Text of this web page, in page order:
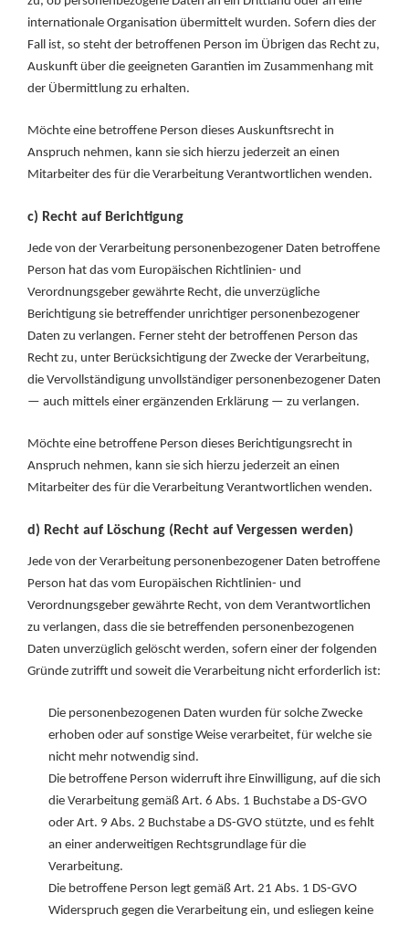
internationale Organisation übermittelt wurden. Sofern dies der
Fall ist, so steht der betroffenen Person im Übrigen das Recht zu,
Auskunft über die geeigneten Garantien im Zusammenhang mit
der Übermittlung zu erhalten.
Möchte eine betroffene Person dieses Auskunftsrecht in
Anspruch nehmen, kann sie sich hierzu jederzeit an einen
Mitarbeiter des für die Verarbeitung Verantwortlichen wenden.
c) Recht auf Berichtigung
Jede von der Verarbeitung personenbezogener Daten betroffene
Person hat das vom Europäischen Richtlinien- und
Verordnungsgeber gewährte Recht, die unverzügliche
Berichtigung sie betreffender unrichtiger personenbezogener
Daten zu verlangen. Ferner steht der betroffenen Person das
Recht zu, unter Berücksichtigung der Zwecke der Verarbeitung,
die Vervollständigung unvollständiger personenbezogener Daten
— auch mittels einer ergänzenden Erklärung — zu verlangen.
Möchte eine betroffene Person dieses Berichtigungsrecht in
Anspruch nehmen, kann sie sich hierzu jederzeit an einen
Mitarbeiter des für die Verarbeitung Verantwortlichen wenden.
d) Recht auf Löschung (Recht auf Vergessen werden)
Jede von der Verarbeitung personenbezogener Daten betroffene
Person hat das vom Europäischen Richtlinien- und
Verordnungsgeber gewährte Recht, von dem Verantwortlichen
zu verlangen, dass die sie betreffenden personenbezogenen
Daten unverzüglich gelöscht werden, sofern einer der folgenden
Gründe zutrifft und soweit die Verarbeitung nicht erforderlich ist:
Die personenbezogenen Daten wurden für solche Zwecke
erhoben oder auf sonstige Weise verarbeitet, für welche sie
nicht mehr notwendig sind.
Die betroffene Person widerruft ihre Einwilligung, auf die sich
die Verarbeitung gemäß Art. 6 Abs. 1 Buchstabe a DS-GVO
oder Art. 9 Abs. 2 Buchstabe a DS-GVO stützte, und es fehlt
an einer anderweitigen Rechtsgrundlage für die
Verarbeitung.
Die betroffene Person legt gemäß Art. 21 Abs. 1 DS-GVO
Widerspruch gegen die Verarbeitung ein, und esliegen keine